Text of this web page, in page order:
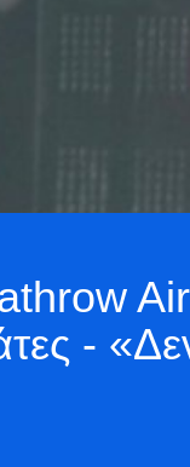
-